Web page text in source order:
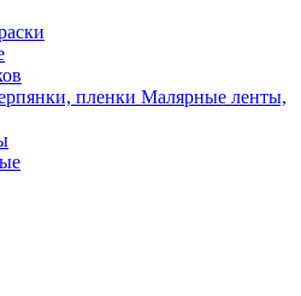
Малярные ленты,